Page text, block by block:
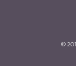
©